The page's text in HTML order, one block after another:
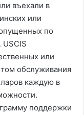
въехали в
или
по
или
обслуживания
каждую в
поддержки